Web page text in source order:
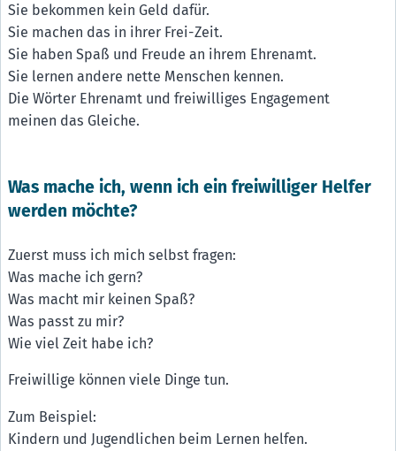
Sie bekommen kein Geld dafür.
Sie machen das in ihrer Frei-Zeit.
Sie haben Spaß und Freude an ihrem Ehrenamt.
Sie lernen andere nette Menschen kennen.
Die Wörter Ehrenamt und freiwilliges Engagement
meinen das Gleiche.
Was mache ich, wenn ich ein freiwilliger Helfer
werden möchte?
Zuerst muss ich mich selbst fragen:
Was mache ich gern?
Was macht mir keinen Spaß?
Was passt zu mir?
Wie viel Zeit habe ich?
Freiwillige können viele Dinge tun.
Zum Beispiel:
Kindern und Jugendlichen beim Lernen helfen.